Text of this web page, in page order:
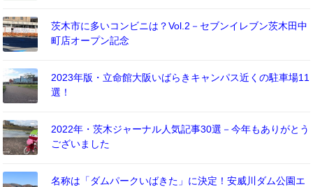
茨木市に多いコンビニは？Vol.2－セブンイレブン茨木田中
町店オープン記念
2023年版・立命館大阪いばらきキャンパス近くの駐車場11
選！
2022年・茨木ジャーナル人気記事30選－今年もありがとう
ございました
名称は「ダムパークいばきた」に決定！安威川ダム公園エ